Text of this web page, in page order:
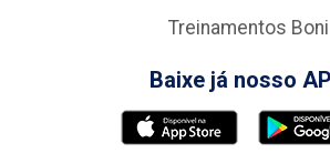
Treinamentos Boni
Baixe já nosso